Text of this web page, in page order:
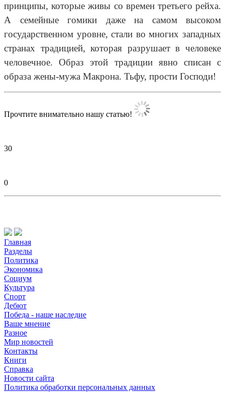
принципы, которые живы со времен третьего рейха.
А семейные гомики даже на самом высоком
государственном уровне, стали во многих западных
странах традицией, которая разрушает в человеке
человечное. Образ этой традиции явно списан с
образа жены-мужа Макрона. Тьфу, прости Господи!
Прочтите внимательно нашу статью!
30
0
Главная
Разделы
Политика
Экономика
Социум
Культура
Спорт
Дебют
Победа - наше наследие
Ваше мнение
Разное
Мир новостей
Контакты
Книги
Справка
Новости сайта
Политика обработки персональных данных